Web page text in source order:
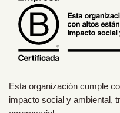
Esta organización cumple
impacto social y ambiental,